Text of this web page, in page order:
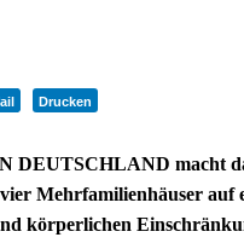
Drucken
DEUTSCHLAND macht
Mehrfamilienhäuser
körperlichen